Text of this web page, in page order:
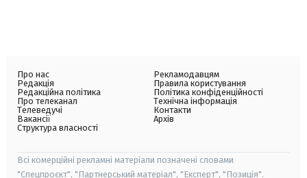
Про нас
Редакція
Редакційна політика
Про телеканал
Телеведучі
Вакансії
Структура власності
Рекламодавцям
Правила користування
Політика конфіденційності
Технічна інформація
Контакти
Архів
Всі комерційні рекламні матеріали позначені словами
"Спецпроєкт", "Партнерський матеріал", "Експерт", "Позиція".